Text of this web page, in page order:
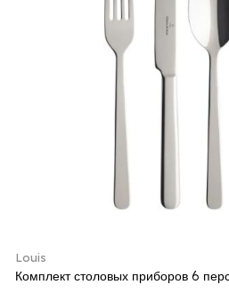
Louis
Комплект столовых приборов 6